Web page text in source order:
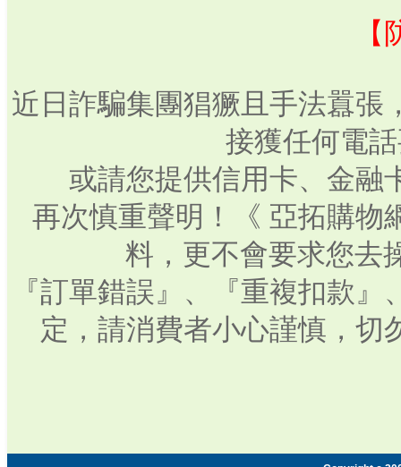
近日詐騙集團猖獗且手法囂張
接獲任何電
或請您提供信用卡、金融
再次慎重聲明！《 亞拓購物
料，更不會要求您去
『訂單錯誤』、『重複扣款
定，請消費者小心謹慎，切